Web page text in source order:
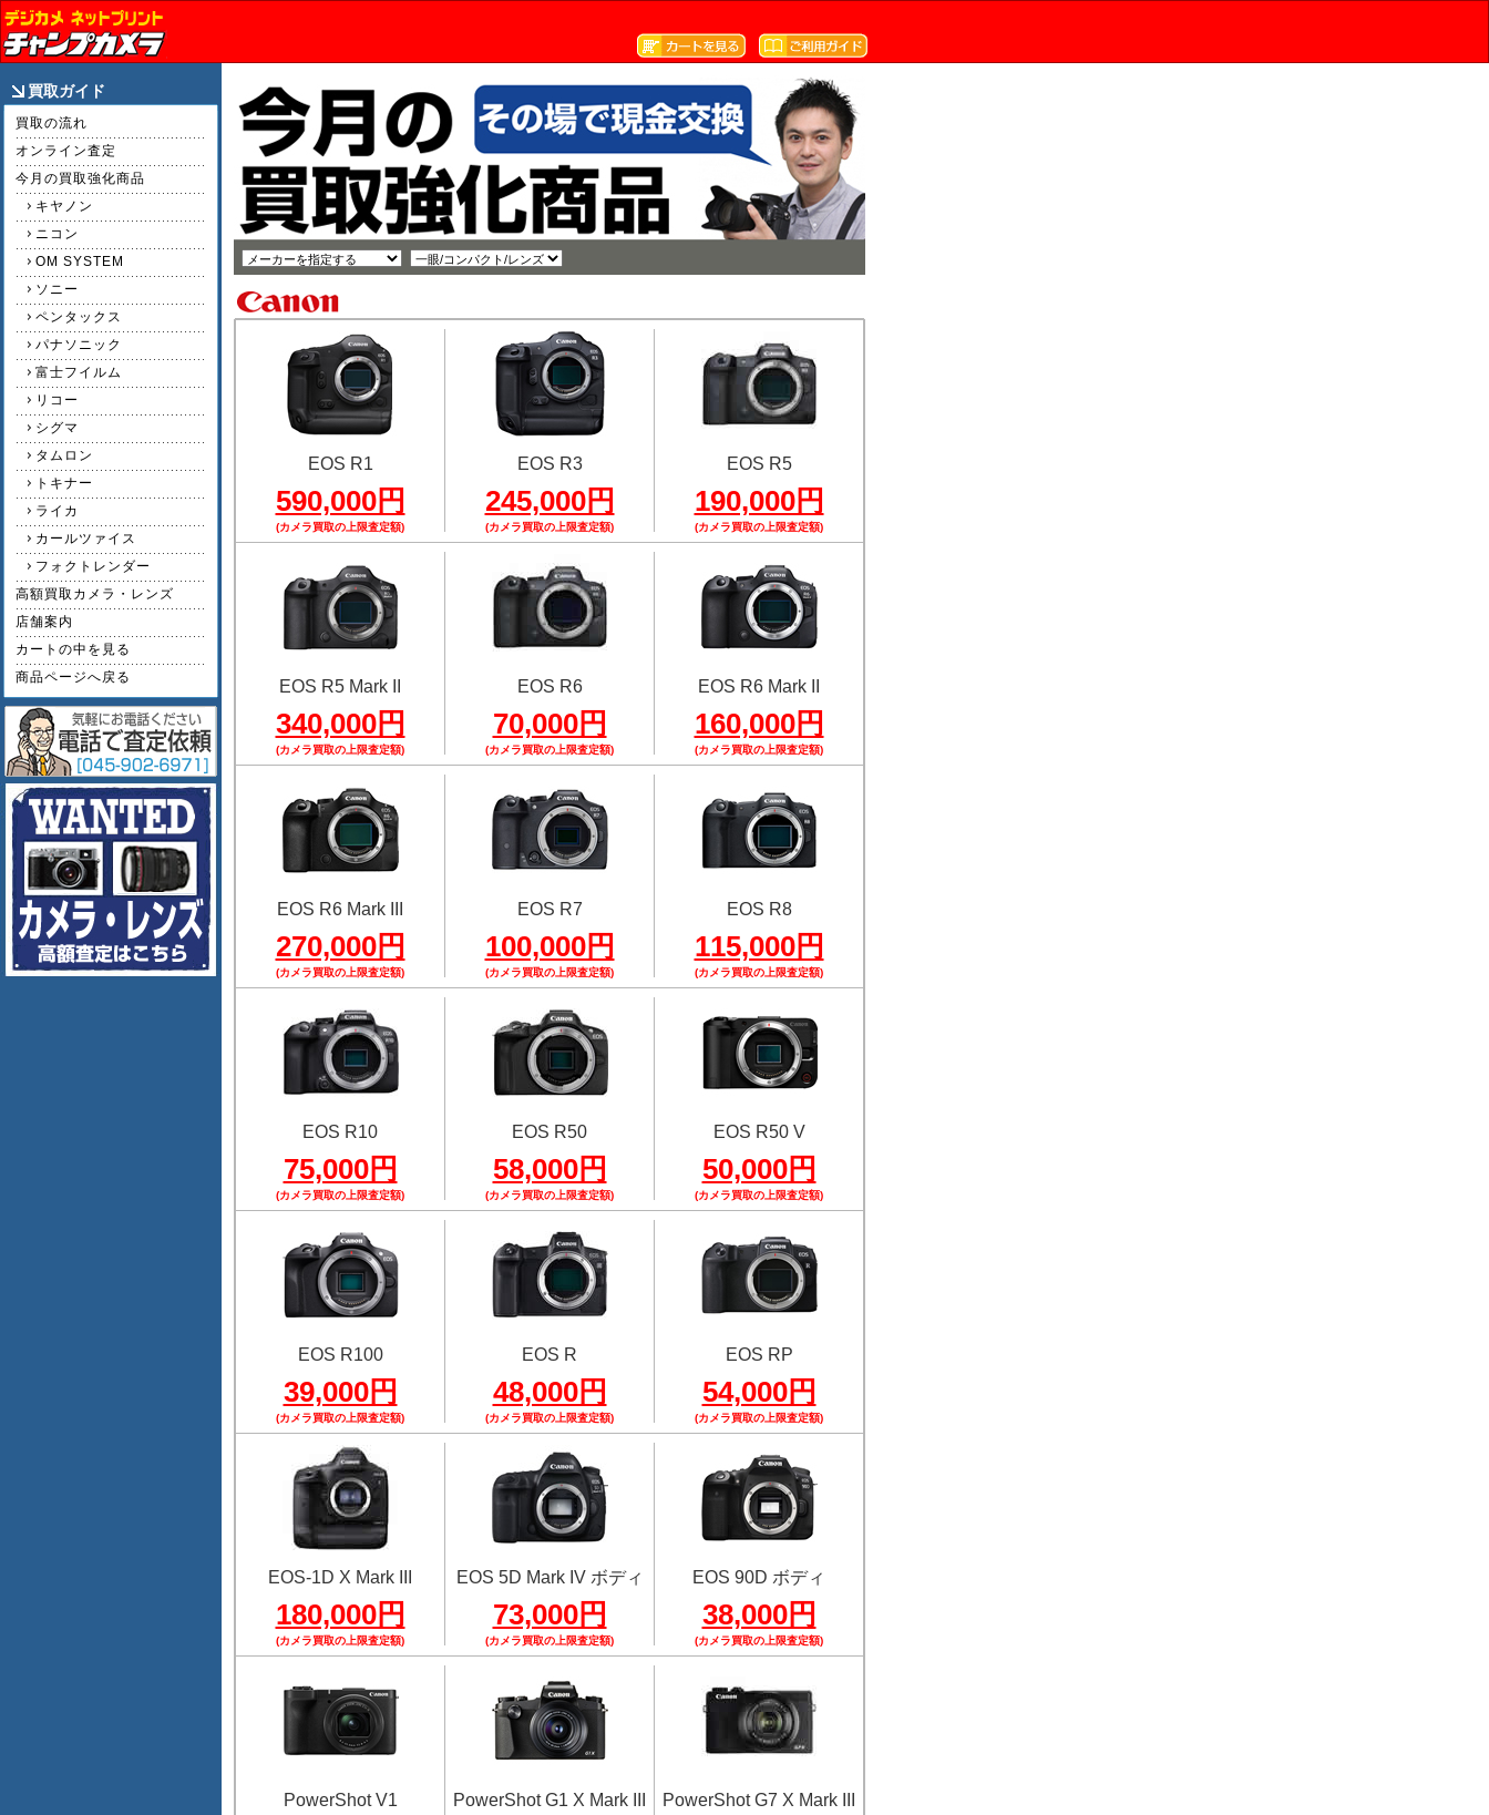
買取ガイド
買取の流れ
オンライン査定
今月の買取強化商品
キヤノン
ニコン
OM SYSTEM
ソニー
ペンタックス
パナソニック
富士フイルム
リコー
シグマ
タムロン
トキナー
ライカ
カールツァイス
フォクトレンダー
高額買取カメラ・レンズ
店舗案内
カートの中を見る
商品ページへ戻る
EOS R1
590,000円
(カメラ買取の上限査定額)
EOS R3
245,000円
(カメラ買取の上限査定額)
EOS R5
190,000円
(カメラ買取の上限査定額)
EOS R5 Mark II
340,000円
(カメラ買取の上限査定額)
EOS R6
70,000円
(カメラ買取の上限査定額)
EOS R6 Mark II
160,000円
(カメラ買取の上限査定額)
EOS R6 Mark III
270,000円
(カメラ買取の上限査定額)
EOS R7
100,000円
(カメラ買取の上限査定額)
EOS R8
115,000円
(カメラ買取の上限査定額)
EOS R10
75,000円
(カメラ買取の上限査定額)
EOS R50
58,000円
(カメラ買取の上限査定額)
EOS R50 V
50,000円
(カメラ買取の上限査定額)
EOS R100
39,000円
(カメラ買取の上限査定額)
EOS R
48,000円
(カメラ買取の上限査定額)
EOS RP
54,000円
(カメラ買取の上限査定額)
EOS-1D X Mark III
180,000円
(カメラ買取の上限査定額)
EOS 5D Mark IV ボディ
73,000円
(カメラ買取の上限査定額)
EOS 90D ボディ
38,000円
(カメラ買取の上限査定額)
PowerShot V1 PowerShot G1 X Mark III PowerShot G7 X Mark III